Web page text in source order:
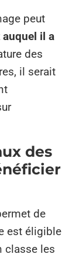
peut
il a
des
il serait
des
de
est éligible
classe les